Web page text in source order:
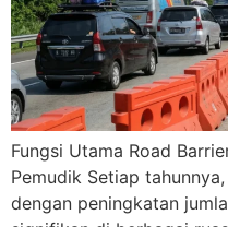
Fungsi Utama Road
Pemudik Setiap
dengan peningkatan